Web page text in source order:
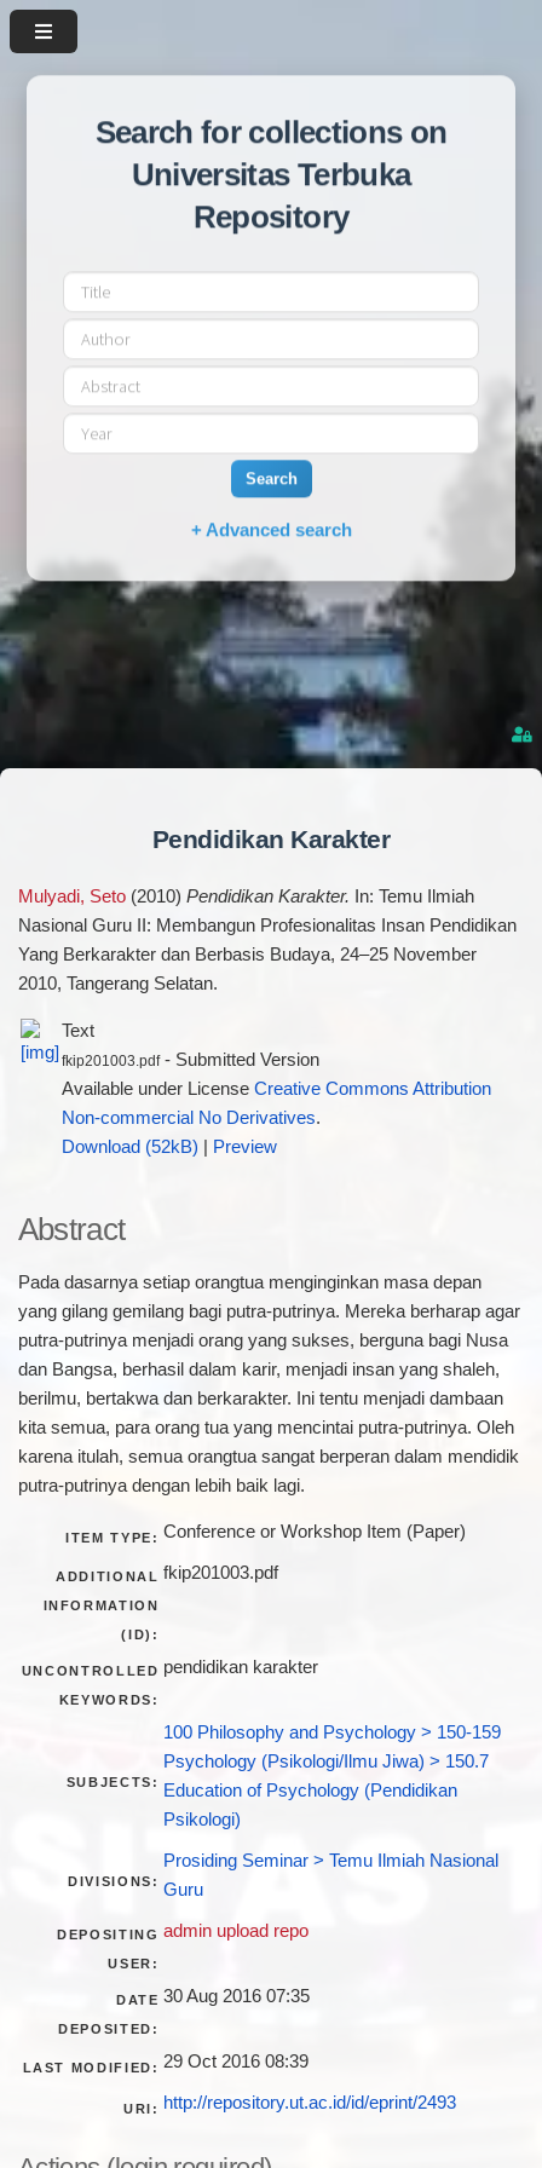
Search for collections on
Universitas Terbuka
Repository
Search
+ Advanced search
Pendidikan Karakter
Mulyadi, Seto(2010) Pendidikan Karakter. In: Temu Ilmiah
Nasional Guru II: Membangun Profesionalitas Insan Pendidikan
Yang Berkarakter dan Berbasis Budaya, 24–25 November
2010, Tangerang Selatan.
Text
fkip201003.pdf- Submitted Version
Available under License Creative Commons Attribution
Non-commercial No Derivatives.
Download (52kB)
Preview
Abstract
Pada dasarnya setiap orangtua menginginkan masa depan
yang gilang gemilang bagi putra-putrinya. Mereka berharap agar
putra-putrinya menjadi orang yang sukses, berguna bagi Nusa
dan Bangsa, berhasil dalam karir, menjadi insan yang shaleh,
berilmu, bertakwa dan berkarakter. Ini tentu menjadi dambaan
kita semua, para orang tua yang mencintai putra-putrinya. Oleh
karena itulah, semua orangtua sangat berperan dalam mendidik
putra-putrinya dengan lebih baik lagi.
ITEM TYPE: Conference or Workshop Item (Paper)
ADDITIONAL
INFORMATION
(ID):
fkip201003.pdf
UNCONTROLLED
KEYWORDS:
pendidikan karakter
SUBJECTS:
100 Philosophy and Psychology > 150-159
Psychology (Psikologi/Ilmu Jiwa) > 150.7
Education of Psychology (Pendidikan
Psikologi)
DIVISIONS:
Prosiding Seminar > Temu Ilmiah Nasional
Guru
DEPOSITING
USER:
admin upload repo
DATE
DEPOSITED:
30 Aug 2016 07:35
LAST MODIFIED: 29 Oct 2016 08:39
URI: http://repository.ut.ac.id/id/eprint/2493